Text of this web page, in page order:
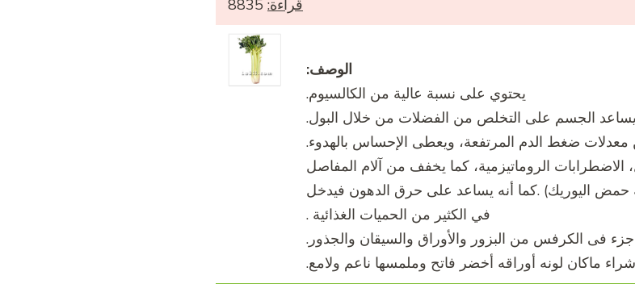
قراءة:
الوصف:
يحتوي على نسبة عالية من الكالسيوم.
الجسم على التخلص من الفضلات من خلال البول.
ضغط الدم المرتفعة، ويعطى الإحساس بالهدوء.
الروماتيزمية، كما يخفف من آلام المفاصل
اليوريك) .كما أنه يساعد على حرق الدهون فيدخل
في الكثير من الحميات الغذائية .
فى الكرفس من البزور والأوراق والسيقان والجذور.
ماكان لونه أوراقه أخضر فاتح وملمسها ناعم ولامع.